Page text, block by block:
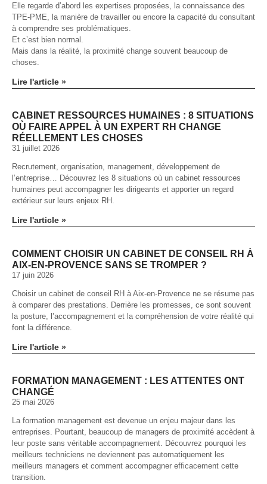
Elle regarde d’abord les expertises proposées, la connaissance des
TPE-PME, la manière de travailler ou encore la capacité du consultant
à comprendre ses problématiques.
Et c’est bien normal.
Mais dans la réalité, la proximité change souvent beaucoup de
choses.
Lire l'article »
CABINET RESSOURCES HUMAINES : 8 SITUATIONS
OÙ FAIRE APPEL À UN EXPERT RH CHANGE
RÉELLEMENT LES CHOSES
31 juillet 2026
Recrutement, organisation, management, développement de
l’entreprise… Découvrez les 8 situations où un cabinet ressources
humaines peut accompagner les dirigeants et apporter un regard
extérieur sur leurs enjeux RH.
Lire l'article »
COMMENT CHOISIR UN CABINET DE CONSEIL RH À
AIX-EN-PROVENCE SANS SE TROMPER ?
17 juin 2026
Choisir un cabinet de conseil RH à Aix-en-Provence ne se résume pas
à comparer des prestations. Derrière les promesses, ce sont souvent
la posture, l’accompagnement et la compréhension de votre réalité qui
font la différence.
Lire l'article »
FORMATION MANAGEMENT : LES ATTENTES ONT
CHANGÉ
25 mai 2026
La formation management est devenue un enjeu majeur dans les
entreprises. Pourtant, beaucoup de managers de proximité accèdent à
leur poste sans véritable accompagnement. Découvrez pourquoi les
meilleurs techniciens ne deviennent pas automatiquement les
meilleurs managers et comment accompagner efficacement cette
transition.